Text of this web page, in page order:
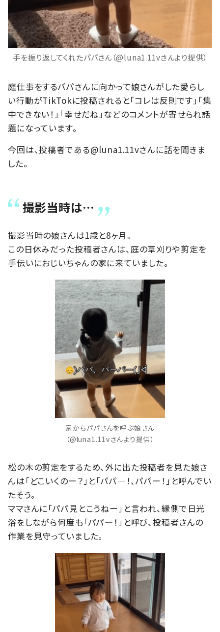
手を振り返してくれたパパさん（@luna1.11vさんより提供）
庭仕事をするパパさんに向かって娘さんがした愛らし
い行動がTikTokに投稿されると「コレは反則です」「集
中できない！」「幸せだね」などのコメントが寄せられ話
題になっています。
今回は、投稿者である@luna1.11vさんに話を聞きま
した。
撮影当時は…
撮影当時の娘さんは1歳と8ヶ月。
この日休みだった投稿者さんは、庭の草刈りや剪定を
手伝いにおじいちゃんの家に来ていました。
家からパパさんを呼ぶ娘さん
（@luna1.11vさんより提供）
松の木の剪定をするため、外に出た投稿者を見た娘さ
んは「どこいくのー？」と「パパ―！、パパー！」と呼んでい
たそう。
ママさんに「パパ見とこうねー」と言われ、縁側で日光
浴をしながら何度も「パパ―！」と呼び、投稿者さんの
作業を見守っていました。